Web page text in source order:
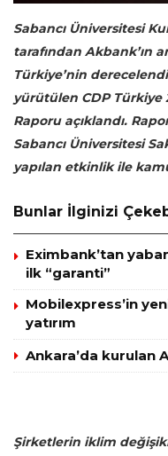
Sabancı Üniversitesi
tarafından Akbank’ın
Türkiye’nin
yürütülen CDP Türkiye
Raporu açıklandı.
Sabancı Üniversitesi
yapılan etkinlik ile
Bunlar İlginizi
Eximbank’tan
ilk “garanti”
Mobilexpress’in
yatırım
Ankara’da kurulan
Şirketlerin iklim